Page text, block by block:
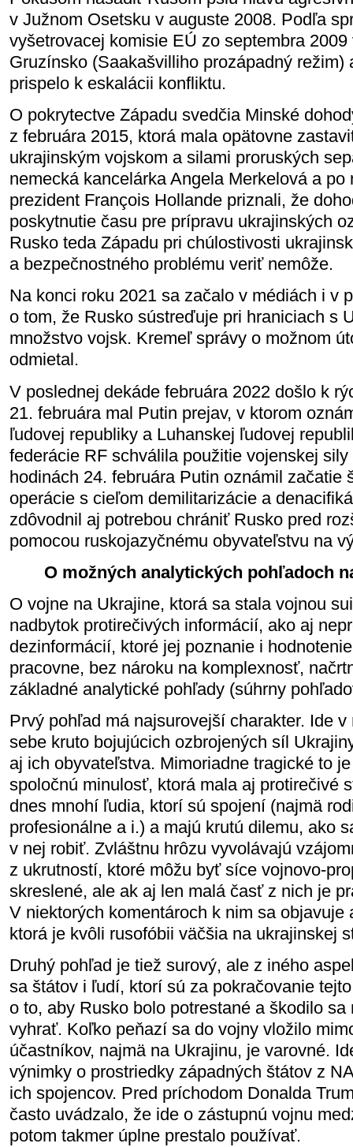
v Južnom Osetsku v auguste 2008. Podľa
vyšetrovacej komisie EÚ zo septembra
Gruzínsko (Saakašvilliho prozápadný režim)
prispelo k eskalácii konfliktu.
O pokrytectve Západu svedčia Minské
z februára 2015, ktorá mala opätovne
ukrajinským vojskom a silami proruských
nemecká kancelárka Angela Merkelová a po
prezident François Hollande priznali, že
poskytnutie času pre prípravu ukrajinských
Rusko teda Západu pri chúlostivosti
a bezpečnostného problému veriť nemôže.
Na konci roku 2021 sa začalo v médiách i v
o tom, že Rusko sústreďuje pri hraniciach s
množstvo vojsk. Kremeľ správy o možnom
odmietal.
V poslednej dekáde februára 2022 došlo k
21. februára mal Putin prejav, v ktorom
ľudovej republiky a Luhanskej ľudovej
federácie RF schválila použitie vojenskej
hodinách 24. februára Putin oznámil začatie
operácie s cieľom demilitarizácie a
zdôvodnil aj potrebou chrániť Rusko pred
pomocou ruskojazyčnému obyvateľstvu na
O možných analytických pohľadoch
O vojne na Ukrajine, ktorá sa stala vojnou
nadbytok protirečivých informácií, ako aj
dezinformácií, ktoré jej poznanie i
pracovne, bez nároku na komplexnosť,
základné analytické pohľady (súhrny
Prvý pohľad má najsurovejší charakter. Ide
sebe kruto bojujúcich ozbrojených síl
aj ich obyvateľstva. Mimoriadne tragické to
spoločnú minulosť, ktorá mala aj protirečivé
dnes mnohí ľudia, ktorí sú spojení (najmä
profesionálne a i.) a majú krutú dilemu, ako
v nej robiť. Zvláštnu hrôzu vyvolávajú
z ukrutností, ktoré môžu byť síce vojnovo-
skreslené, ale ak aj len malá časť z nich je
V niektorých komentároch k nim sa objavuje
ktorá je kvôli rusofóbii väčšia na ukrajinskej
Druhý pohľad je tiež surový, ale z iného
sa štátov i ľudí, ktorí sú za pokračovanie
o to, aby Rusko bolo potrestané a škodilo
vyhrať. Koľko peňazí sa do vojny vložilo
účastníkov, najmä na Ukrajinu, je varovné.
výnimky o prostriedky západných štátov z
ich spojencov. Pred príchodom Donalda
často uvádzalo, že ide o zástupnú vojnu
potom takmer úplne prestalo používať.